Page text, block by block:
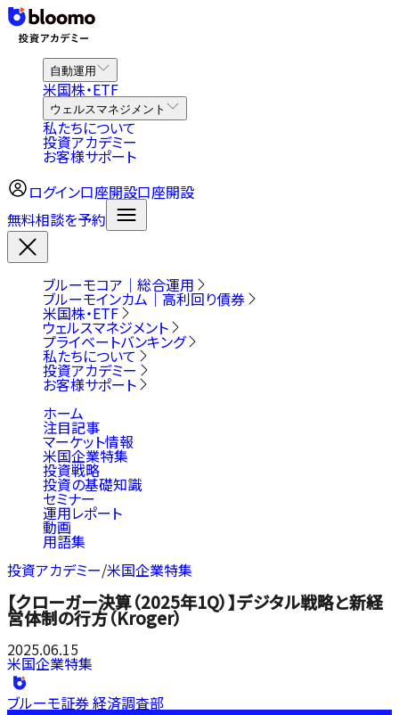
自動運用
米国株・ETF
ウェルスマネジメント
私たちについて
投資アカデミー
お客様サポート
ログイン口座開設口座開設
無料相談を予約
ブルーモコア｜総合運用
ブルーモインカム｜高利回り債券
米国株・ETF
ウェルスマネジメント
プライベートバンキング
私たちについて
投資アカデミー
お客様サポート
ホーム
注目記事
マーケット情報
米国企業特集
投資戦略
投資の基礎知識
セミナー
運用レポート
動画
用語集
投資アカデミー/米国企業特集
【クローガー決算（2025年1Q）】デジタル戦略と新経
営体制の行方（Kroger）
2025.06.15
米国企業特集
ブルーモ証券 経済調査部